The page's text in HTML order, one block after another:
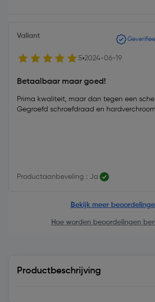
Valiant
5 2024-06-19
Betaalbaar maar goed!
Prima kwaliteit, maar dan tegen een
Gegroefd schroefdraad en
Productaanbeveling : Ja
Bekijk meer
Hoe worden beoordelingen
Productbeschrijving